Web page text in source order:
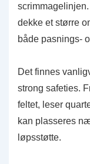
dekke et større
både pasnings-
Det finnes
strong safeties.
feltet, leser
kan plasseres
løpsstøtte.